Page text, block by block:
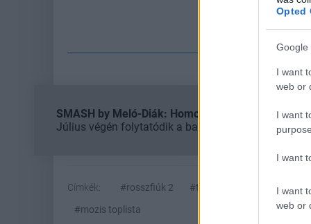
Opted
Google
I want
web or
I want
I want
I want
web or
SMASH by Meló-Diák: Homok, zene és a nyár
Július végén folytatódik a balatoni strandröplabda-
Címkék: #rosszfiúk 2 #többesélyes szerelem
#mozis toplista